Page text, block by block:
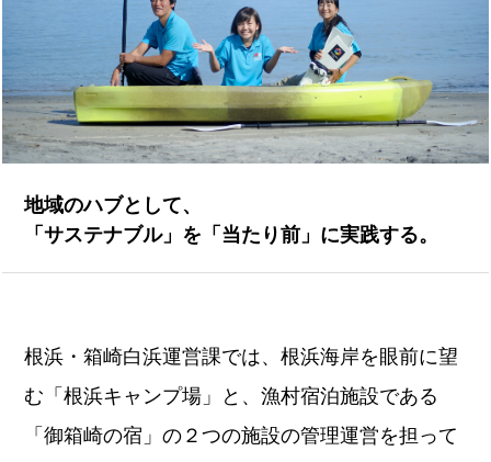
地域のハブとして、
「サステナブル」を「当たり前」に実践する。
根浜・箱崎白浜運営課では、根浜海岸を眼前に望
む「根浜キャンプ場」と、漁村宿泊施設である
「御箱崎の宿」の２つの施設の管理運営を担って